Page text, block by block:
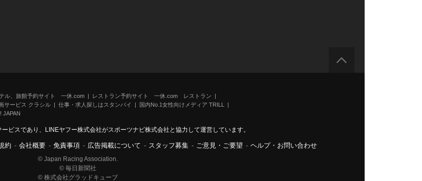
ル、旅館予約サイト 一休.com
レストラン予約サイト 一休.com レストラン
サービス クラシル 仕事・求人探しはスタンバイ
国内No.1女性向けメディア TRILL
JAPAN
ビスであり、LINEヤフー株式会社がスポーツナビ株式会社と協力して運営しています。
約 - 会社概要 - 免責事項 - 広告掲載について - スタッフ募集 - ご意見・ご要望 - ヘルプ・お問い合わせ
© Japan Racing Association.
© 毎日新聞社
© 株式会社グラッドキューブ